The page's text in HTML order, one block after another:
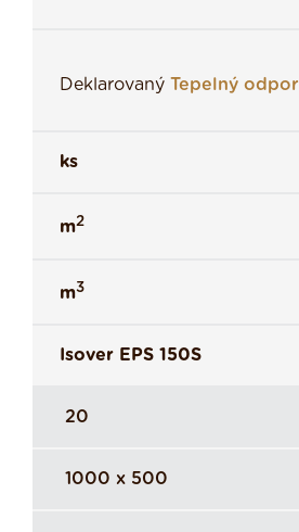
Deklarovaný Tepelný odpor
ks
m2
m3
Isover EPS 150S
20
1000 x 500